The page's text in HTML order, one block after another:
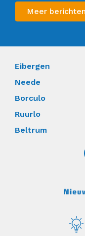
Meer
Eibergen
Neede
Borculo
Ruurlo
Beltrum